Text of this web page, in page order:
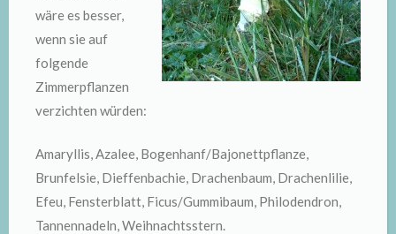
wäre es besser,
wenn sie auf
folgende
Zimmerpflanzen
verzichten würden:
Amaryllis, Azalee, Bogenhanf/Bajonettpflanze,
Brunfelsie, Dieffenbachie, Drachenbaum, Drachenlilie,
Efeu, Fensterblatt, Ficus/Gummibaum, Philodendron,
Tannennadeln, Weihnachtsstern.